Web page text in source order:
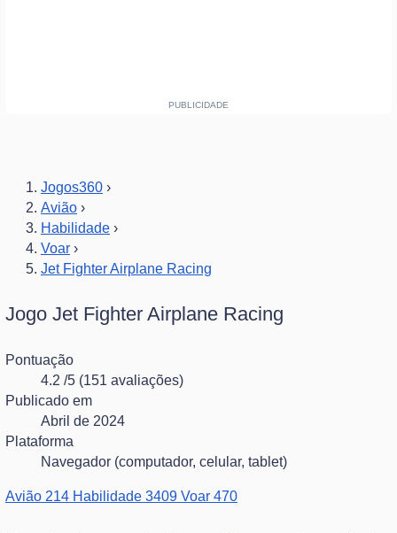
Jogos360 ›
Avião ›
Habilidade ›
Voar ›
Jet Fighter Airplane Racing
Jogo Jet Fighter Airplane Racing
Pontuação
4.2 /5 (151 avaliações)
Publicado em
Abril de 2024
Plataforma
Navegador (computador, celular, tablet)
Avião 214 Habilidade 3409 Voar 470